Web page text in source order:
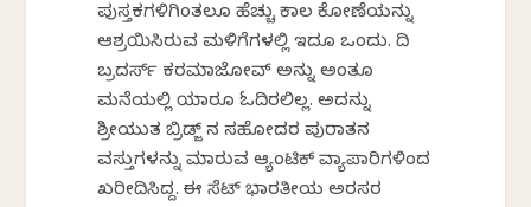
ಪುಸ್ತಕಗಳಿಗಿಂತಲೂ ಹೆಚ್ಚು ಕಾಲ ಕೋಣೆಯನ್ನು
ಆಶ್ರಯಿಸಿರುವ ಮಳಿಗೆಗಳಲ್ಲಿ ಇದೂ ಒಂದು. ದಿ
ಬ್ರದರ್ಸ್ ಕರಮಾಜೋವ್ ಅನ್ನು ಅಂತೂ
ಮನೆಯಲ್ಲಿ ಯಾರೂ ಓದಿರಲಿಲ್ಲ. ಅದನ್ನು
ಶ್ರೀಯುತ ಬ್ರಿಡ್ಜ್ ನ ಸಹೋದರ ಪುರಾತನ
ವಸ್ತುಗಳನ್ನು ಮಾರುವ ಆ್ಯಂಟಿಕ್ ವ್ಯಾಪಾರಿಗಳಿಂದ
ಖರೀದಿಸಿದ್ದ. ಈ ಸೆಟ್ ಭಾರತೀಯ ಅರಸರ